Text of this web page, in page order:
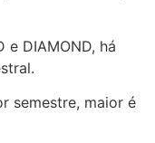
e DIAMOND, há
semestre, maior é